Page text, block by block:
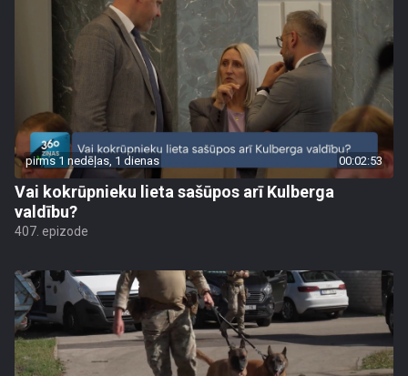
pirms 1 nedēļas, 1 dienas 00:02:53
Vai kokrūpnieku lieta sašūpos arī Kulberga
valdību?
407. epizode